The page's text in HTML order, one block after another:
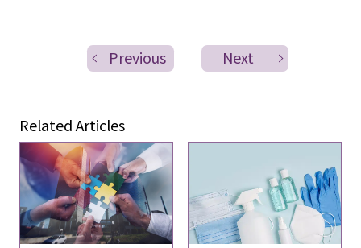
Previous Next
Related Articles